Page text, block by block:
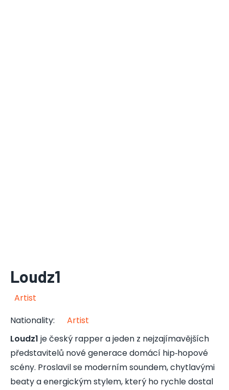
Loudz1
Artist
Nationality:
Artist
Loudz1 je český rapper a jeden z nejzajímavějších
představitelů nové generace domácí hip‑hopové
scény. Proslavil se moderním soundem, chytlavými
beaty a energickým stylem, který ho rychle dostal